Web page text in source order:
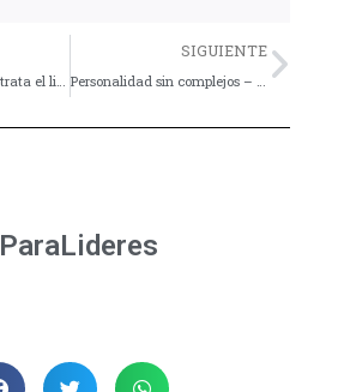
¿Qué es y de qué se trata el liderazgo espiritual?
SIGUIENTE
Personalidad sin complejos – Consejo
ParaLideres